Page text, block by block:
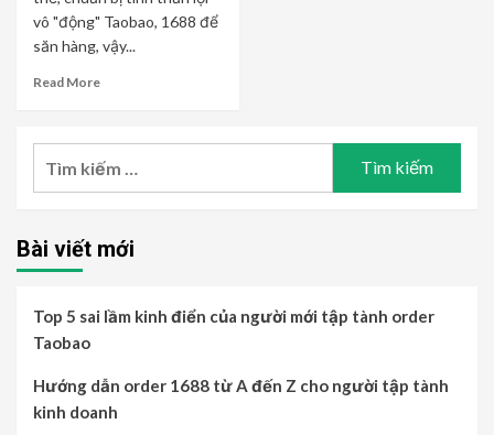
vô "động" Taobao, 1688 để
săn hàng, vậy...
Read More
Bài viết mới
Top 5 sai lầm kinh điển của người mới tập tành order
Taobao
Hướng dẫn order 1688 từ A đến Z cho người tập tành
kinh doanh